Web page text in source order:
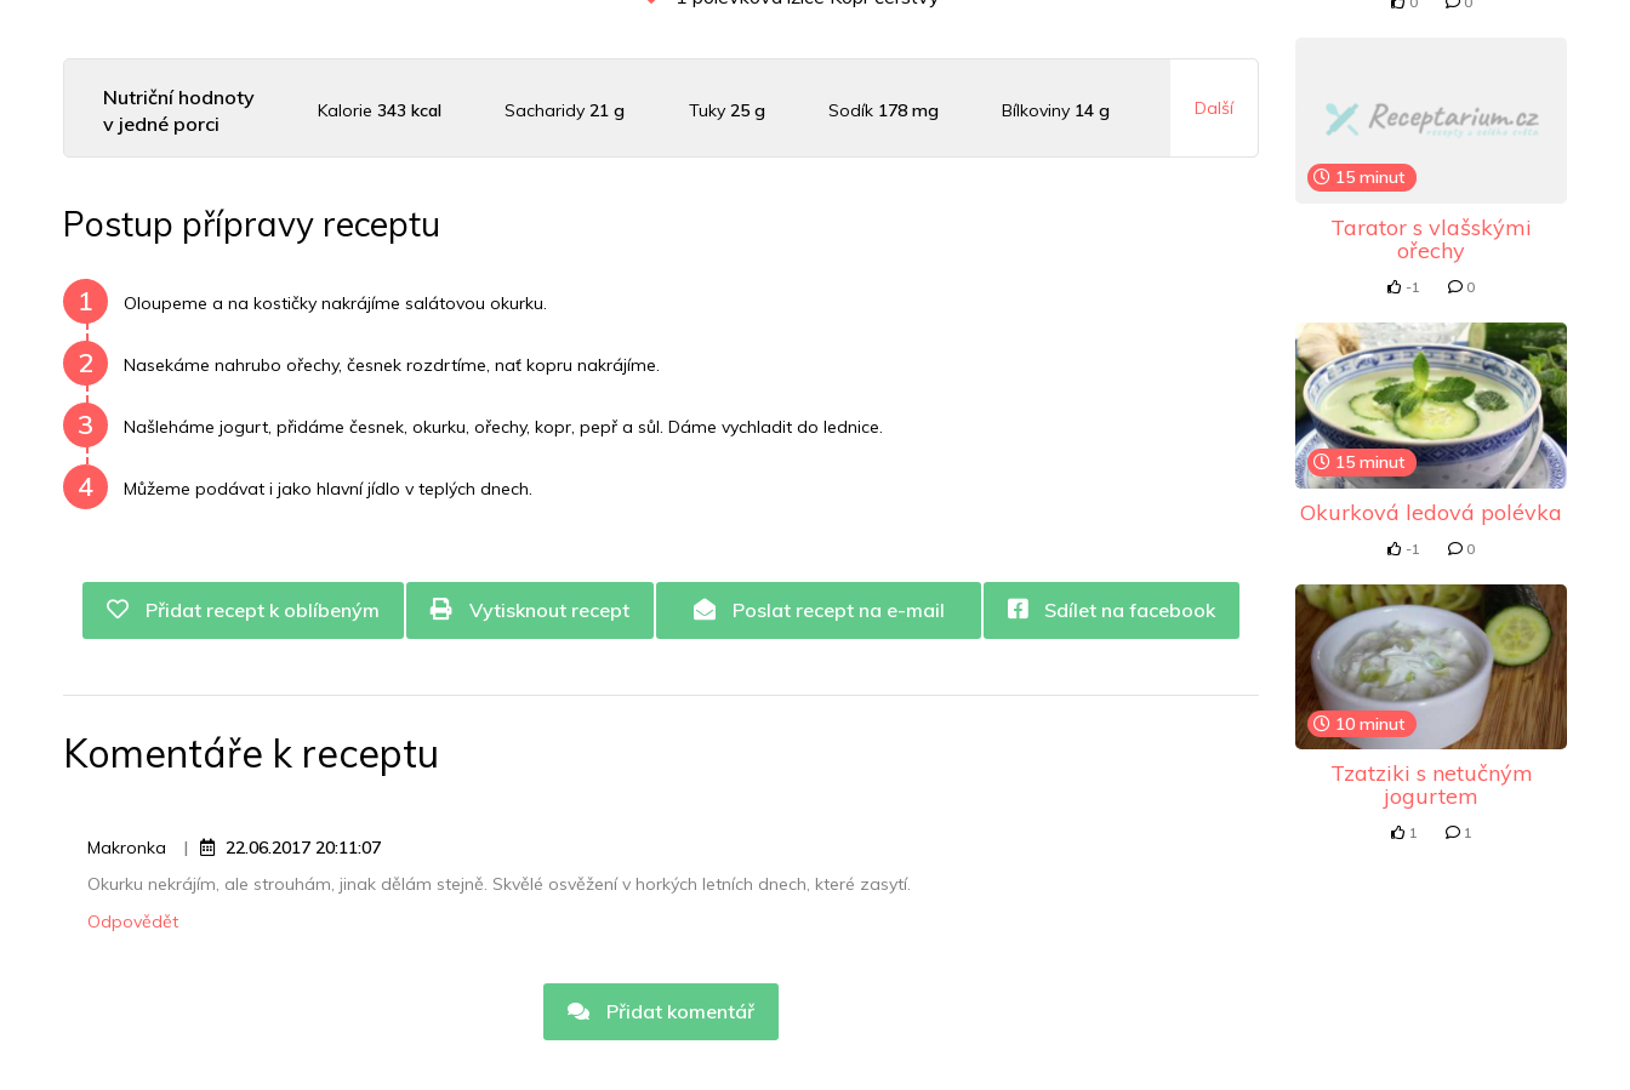
Nutriční hodnoty
v jedné porci
Kalorie343 kcal Sacharidy21 g Tuky 25 g Sodík 178 mg Bílkoviny 14 g Další
Postup přípravy receptu
1 Oloupeme a na kostičky nakrájíme salátovou okurku.
2 Nasekáme nahrubo ořechy, česnek rozdrtíme, nať kopru nakrájíme.
3 Našleháme jogurt, přidáme česnek, okurku, ořechy, kopr, pepř a sůl. Dáme vychladit do lednice.
4 Můžeme podávat i jako hlavní jídlo v teplých dnech.
Přidat recept k oblíbeným Vytisknout recept Poslat recept na e-mail Sdílet na facebook
Komentáře k receptu
Makronka
22.06.2017 20:11:07
Okurku nekrájím, ale strouhám, jinak dělám stejně. Skvělé osvěžení v horkých letních dnech, které zasytí.
Odpovědět
Přidat komentář
15 minut
Tarator s vlašskými
ořechy
-1 0
15 minut
Okurková ledová polévka
-1 0
10 minut
Tzatziki s netučným
jogurtem
1 1